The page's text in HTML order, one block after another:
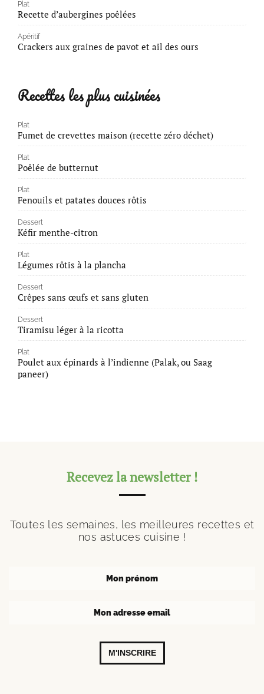
Plat
Recette d’aubergines poêlées
Apéritif
Crackers aux graines de pavot et ail des ours
Recettes les plus cuisinées
Plat
Fumet de crevettes maison (recette zéro déchet)
Plat
Poêlée de butternut
Plat
Fenouils et patates douces rôtis
Dessert
Kéfir menthe-citron
Plat
Légumes rôtis à la plancha
Dessert
Crêpes sans œufs et sans gluten
Dessert
Tiramisu léger à la ricotta
Plat
Poulet aux épinards à l’indienne (Palak, ou Saag
paneer)
Recevez la newsletter !
Toutes les semaines, les meilleures recettes et
nos astuces cuisine !
M'INSCRIRE